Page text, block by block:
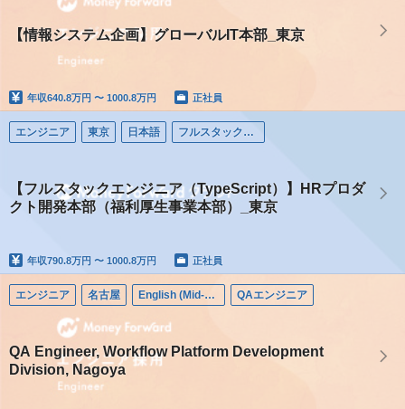
【情報システム企画】グローバルIT本部_東京
年収640.8万円 〜 1000.8万円 正社員
エンジニア 東京 日本語 フルスタックエンジニア
【フルスタックエンジニア（TypeScript）】HRプロダ
クト開発本部（福利厚生事業本部）_東京
年収790.8万円 〜 1000.8万円 正社員
エンジニア 名古屋 English (Mid-career) QAエンジニア
QA Engineer, Workflow Platform Development
Division, Nagoya